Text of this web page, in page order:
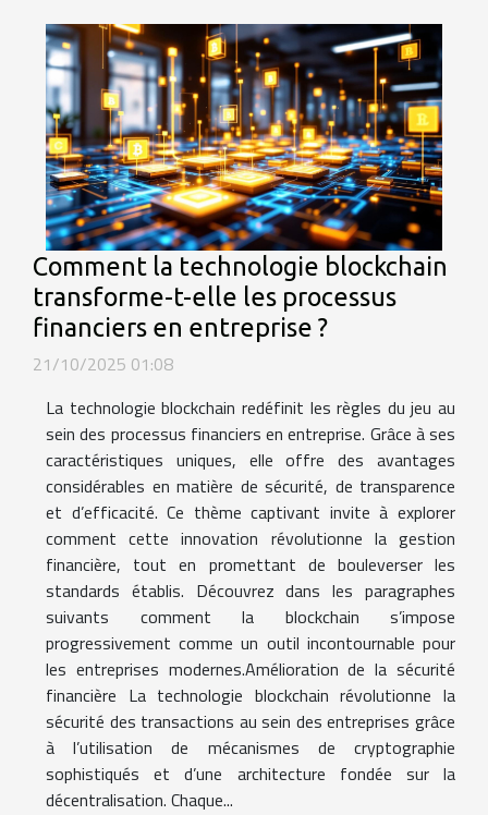
Comment la technologie blockchain
transforme-t-elle les processus
financiers en entreprise ?
21/10/2025 01:08
La technologie blockchain redéfinit les règles du jeu au
sein des processus financiers en entreprise. Grâce à ses
caractéristiques uniques, elle offre des avantages
considérables en matière de sécurité, de transparence
et d’efficacité. Ce thème captivant invite à explorer
comment cette innovation révolutionne la gestion
financière, tout en promettant de bouleverser les
standards établis. Découvrez dans les paragraphes
suivants comment la blockchain s’impose
progressivement comme un outil incontournable pour
les entreprises modernes.Amélioration de la sécurité
financière La technologie blockchain révolutionne la
sécurité des transactions au sein des entreprises grâce
à l’utilisation de mécanismes de cryptographie
sophistiqués et d’une architecture fondée sur la
décentralisation. Chaque...